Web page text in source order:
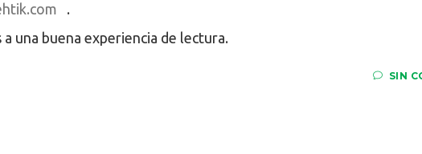
.
una buena experiencia de lectura.
SIN